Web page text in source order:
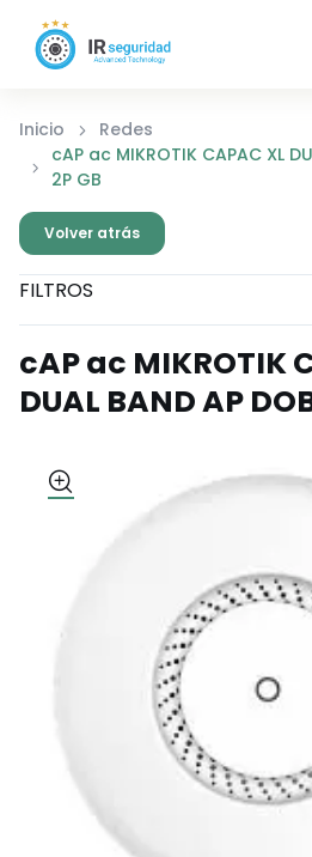
Inicio
Redes
cAP ac MIKROTIK CAPAC XL
2P GB
Volver atrás
FILTROS
cAP ac MIKROTIK
DUAL BAND AP